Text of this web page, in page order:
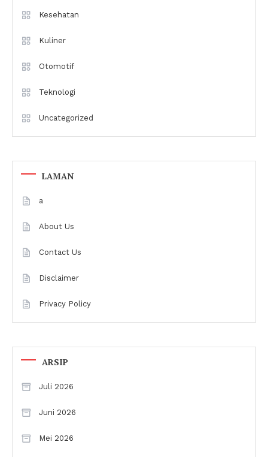
Kesehatan
Kuliner
Otomotif
Teknologi
Uncategorized
LAMAN
a
About Us
Contact Us
Disclaimer
Privacy Policy
ARSIP
Juli 2026
Juni 2026
Mei 2026